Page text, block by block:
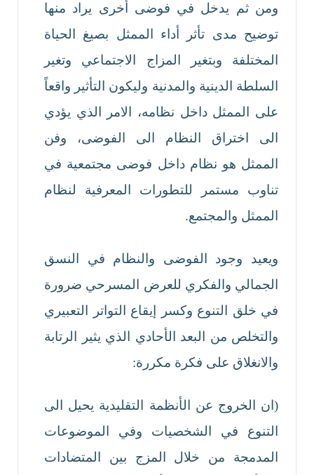
ومن ثم يدخل في فوضى أخرى يراد منها
توضيح مدى تأثر أداء الممثل بصيغ الحياة
المختلفة وبتغير المزاج الاجتماعي وتغير
السلطة الدينية والمدنية وليكون التأثير واقعاً
على الممثل داخل نظامه، الامر الذي يؤدي
الى اختراق النظام الى الفوضى، وفن
الممثل هو نظام داخل فوضى مجتمعية في
تناوب مستمر للتطورات المعرفية لنظام
الممثل والمجتمع.
ويعيد وجود الفوضى والنظام في النسق
الجمالي والفكري للعرض المسرحي ضرورة
في خلق التنوع وكسر إيقاع التواتر التعبيري
والتخلص من البعد الأحادي الذي يثير الرتابة
والانغلاق على فكرة مكررة:
(ان الخروج عن الأنظمة التقليدية يحيل الى
التنوع في الشخصيات وفي الموضوعات
المدمجة من خلال المزج بين المتضادات